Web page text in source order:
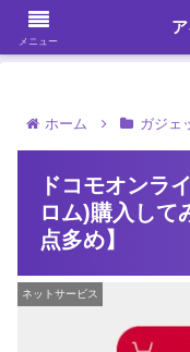
ガジェット・ス
ホーム ガジェ
ドコモオンラ
ロム)購入して
点多め】
ネットサービス
メニュー